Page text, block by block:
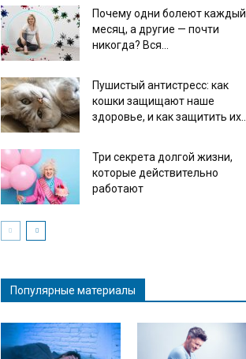
Почему одни болеют каждый
месяц, а другие — почти
никогда? Вся...
Пушистый антистресс: как
кошки защищают наше
здоровье, и как защитить их...
Три секрета долгой жизни,
которые действительно
работают
Популярные материалы